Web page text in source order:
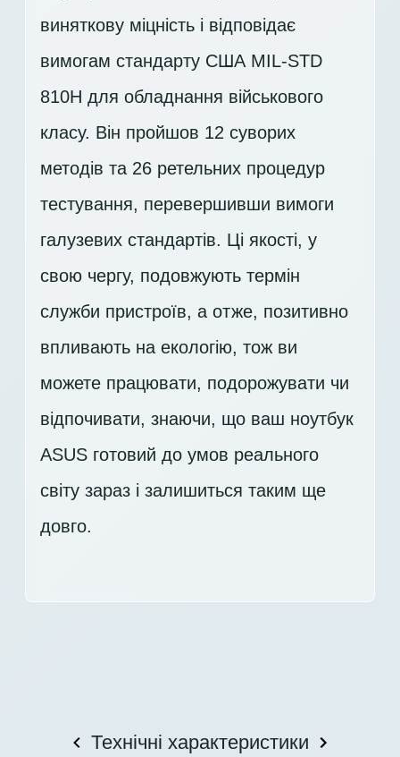
виняткову міцність і відповідає
вимогам стандарту США MIL-STD
810H для обладнання військового
класу. Він пройшов 12 суворих
методів та 26 ретельних процедур
тестування, перевершивши вимоги
галузевих стандартів. Ці якості, у
свою чергу, подовжують термін
служби пристроїв, а отже, позитивно
впливають на екологію, тож ви
можете працювати, подорожувати чи
відпочивати, знаючи, що ваш ноутбук
ASUS готовий до умов реального
світу зараз і залишиться таким ще
довго.
Технічні характеристики